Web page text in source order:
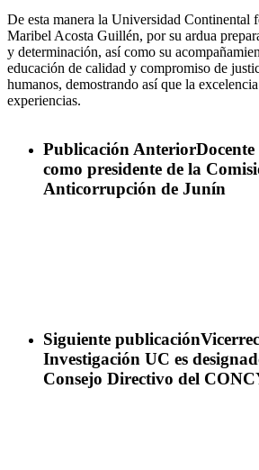
De esta manera la Universidad Continental
Maribel Acosta Guillén, por su ardua
y determinación, así como su
educación de calidad y compromiso de
humanos, demostrando así que la
experiencias.
Publicación AnteriorDocente
como presidente de la
Anticorrupción de Junín
Siguiente publicación
Investigación UC es
Consejo Directivo del